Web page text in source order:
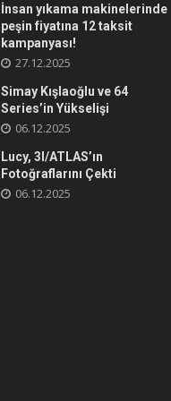
İnsan yıkama makinelerinde
peşin fiyatına 12 taksit
kampanyası!
27.12.2025
Simay Kışlaoğlu ve 64
Series’in Yükselişi
06.12.2025
Lucy, 3I/ATLAS’ın
Fotoğraflarını Çekti
06.12.2025